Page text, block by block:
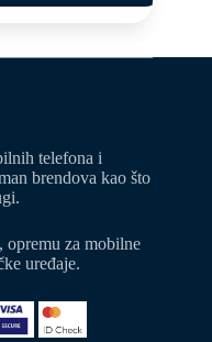
telefona i
brendova kao što
opremu za mobilne
uređaje.